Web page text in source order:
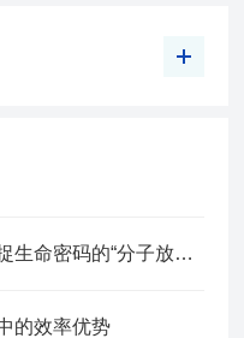
实时荧光定量分析仪：精准捕捉生命密码的“分子放大镜”
的效率优势